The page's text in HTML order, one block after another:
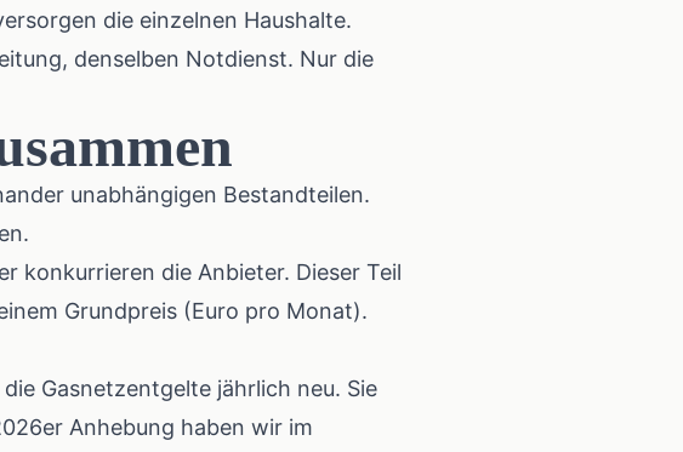
die einzelnen Haushalte.
denselben Notdienst. Nur die
unabhängigen Bestandteilen.
konkurrieren die Anbieter. Dieser Teil
Grundpreis (Euro pro Monat).
Gasnetzentgelte jährlich neu. Sie
Anhebung haben wir im